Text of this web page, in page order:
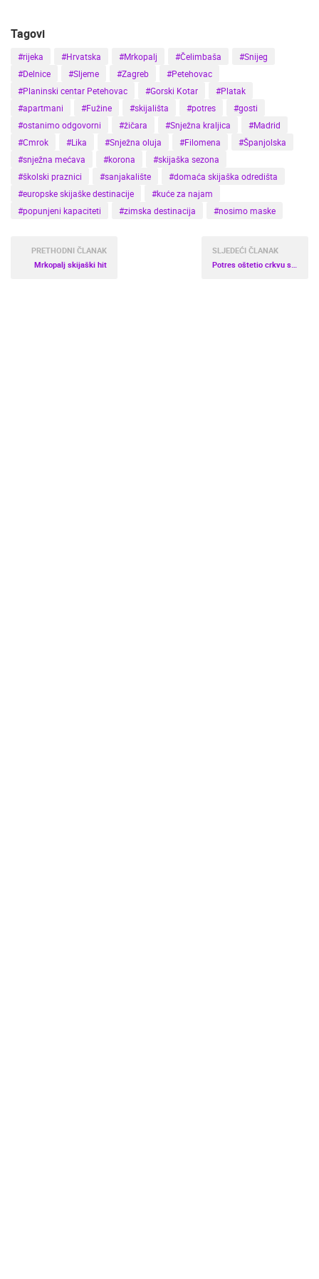
Tagovi
#rijeka #Hrvatska #Mrkopalj #Čelimbaša
#Snijeg
#Delnice
#Sljeme #Zagreb
#Petehovac
#Planinski centar Petehovac
#Gorski Kotar
#Platak
#apartmani
#Fužine #skijališta #potres
#gosti
#ostanimo odgovorni
#žičara #Snježna kraljica
#Madrid
#Cmrok
#Lika #Snježna oluja #Filomena
#Španjolska
#snježna mećava
#korona
#skijaška sezona
#školski praznici
#sanjakalište
#domaća skijaška odredišta
#europske skijaške destinacije
#kuće za najam
#popunjeni kapaciteti
#zimska destinacija #nosimo maske
PRETHODNI ČLANAK
Mrkopalj skijaški hit
SLJEDEĆI ČLANAK